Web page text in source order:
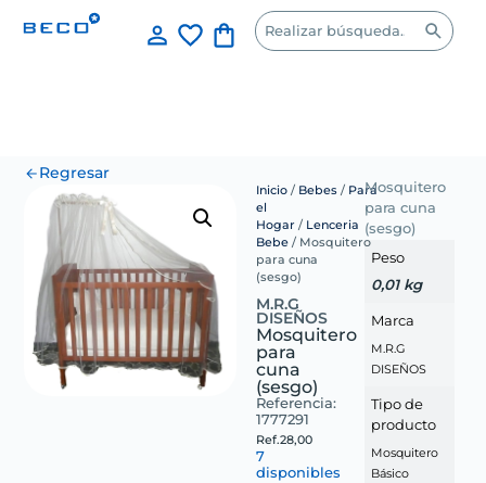
Regresar
Inicio / Bebes / Para
el
Hogar / Lenceria
Bebe / Mosquitero
para cuna
(sesgo)
M.R.G
DISEÑOS
Mosquitero
para
cuna
(sesgo)
Referencia:
1777291
Ref.28,00
7
disponibles
Mosquitero
para cuna
(sesgo)
Peso
0,01 kg
Marca
M.R.G
DISEÑOS
Tipo de
producto
Mosquitero
Básico